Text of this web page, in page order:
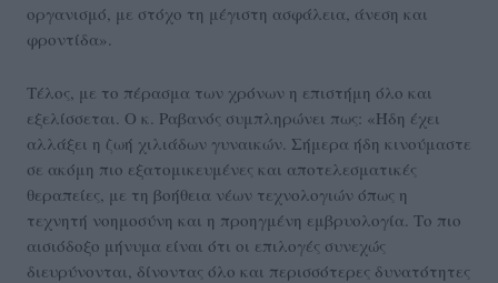
οργανισμό, με στόχο τη μέγιστη ασφάλεια, άνεση και
φροντίδα».
Τέλος, με το πέρασμα των χρόνων η επιστήμη όλο και
εξελίσσεται. Ο κ. Ραβανός συμπληρώνει πως: «Ήδη έχει
αλλάξει η ζωή χιλιάδων γυναικών. Σήμερα ήδη κινούμαστε
σε ακόμη πιο εξατομικευμένες και αποτελεσματικές
θεραπείες, με τη βοήθεια νέων τεχνολογιών όπως η
τεχνητή νοημοσύνη και η προηγμένη εμβρυολογία. Το πιο
αισιόδοξο μήνυμα είναι ότι οι επιλογές συνεχώς
διευρύνονται, δίνοντας όλο και περισσότερες δυνατότητες